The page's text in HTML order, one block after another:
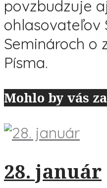
povzbudzuje
ohlasovateľov
Seminároch o
Písma.
Mohlo by vás
28. január